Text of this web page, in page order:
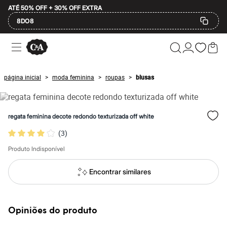
ATÉ 50% OFF + 30% OFF EXTRA
8DO8
Ofertas
Compre por Departamento
Masculino
Infantil
Calçados
Mindse7
Até 20% off
Até 40% off
Até 60% off
A partir de 60% off
Em alta
Inverno
Alfaiataria
Blusas e Camisetas
página inicial > moda feminina > roupas > blusas
regata feminina decote redondo texturizada off white
(3)
Produto Indisponível
Encontrar similares
Opiniões do produto